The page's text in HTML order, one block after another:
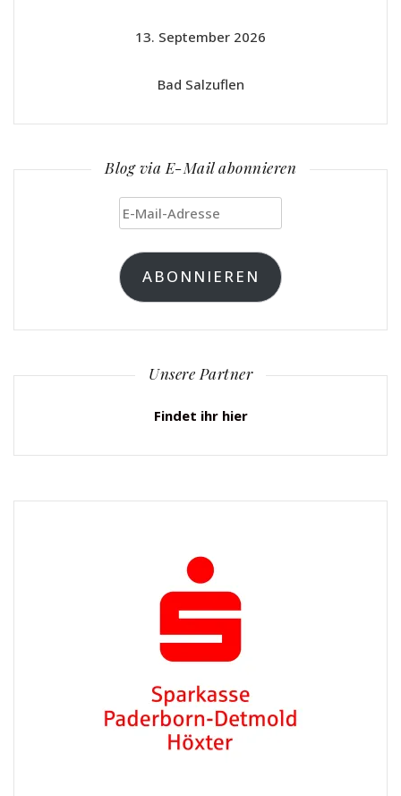
13. September 2026
Bad Salzuflen
Blog via E-Mail abonnieren
E-
Mail-
Adresse
ABONNIEREN
Unsere Partner
Findet ihr hier